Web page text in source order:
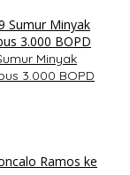
Minyak
3.000 BOPD